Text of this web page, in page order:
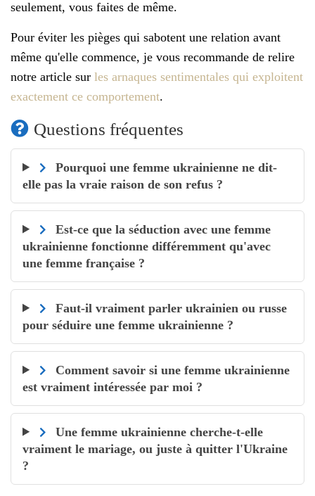
seulement, vous faites de même.
Pour éviter les pièges qui sabotent une relation avant
même qu'elle commence, je vous recommande de relire
notre article sur les arnaques sentimentales qui exploitent
exactement ce comportement.
Questions fréquentes
Pourquoi une femme ukrainienne ne dit-
elle pas la vraie raison de son refus ?
Est-ce que la séduction avec une femme
ukrainienne fonctionne différemment qu'avec
une femme française ?
Faut-il vraiment parler ukrainien ou russe
pour séduire une femme ukrainienne ?
Comment savoir si une femme ukrainienne
est vraiment intéressée par moi ?
Une femme ukrainienne cherche-t-elle
vraiment le mariage, ou juste à quitter l'Ukraine
?